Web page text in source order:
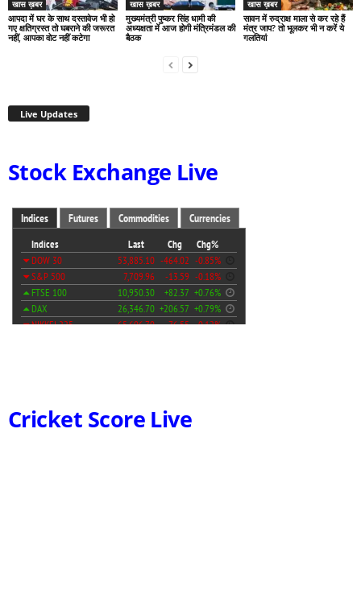
खास ख़बर
आपदा में घर के साथ दस्तावेज भी हो
गए क्षतिग्रस्त तो घबराने की जरूरत
नहीं, आपका वोट नहीं कटेगा
खास ख़बर
मुख्यमंत्री पुष्कर सिंह धामी की
अध्यक्षता में आज होगी मंत्रिमंडल की
बैठक
खास ख़बर
सावन में रुद्राक्ष माला से कर रहे हैं
मंत्र जाप? तो भूलकर भी न करें ये
गलतियां
Live Updates
Stock Exchange Live
Cricket Score Live